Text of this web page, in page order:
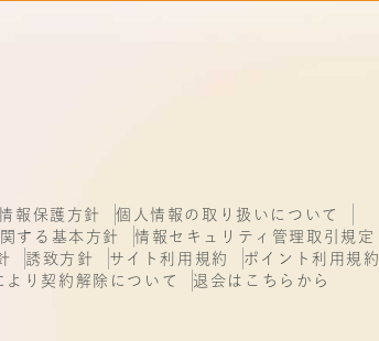
報保護方針
個人情報の取り扱いについて
する基本方針
情報セキュリティ管理取引規定
誘致方針 サイト利用規約
ポイント利用規約
より契約解除について
退会はこちらから